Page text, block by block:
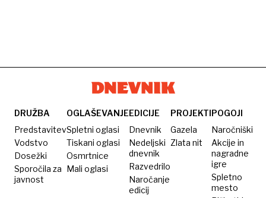
DRUŽBA
Predstavitev
Vodstvo
Dosežki
Sporočila za
javnost
OGLAŠEVANJE
Spletni oglasi
Tiskani oglasi
Osmrtnice
Mali oglasi
EDICIJE
Dnevnik
Nedeljski
dnevnik
Razvedrilo
Naročanje
edicij
PROJEKTI
Gazela
Zlata nit
POGOJI
Naročniški
Akcije in
nagradne
igre
Spletno
mesto